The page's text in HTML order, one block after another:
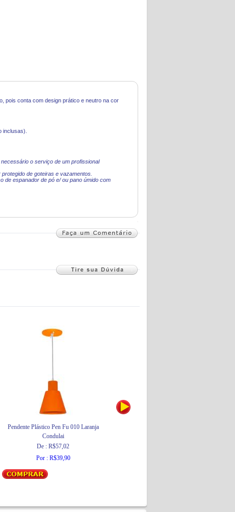
pois conta com design prático e neutro na cor
inclusas).
o serviço de um profissional
de goteiras e vazamentos.
de espanador de pó e/ ou pano úmido com
Pendente Plástico Pen Fu 010 Laranja
Condulai
De : R$57,02
Por : R$39,90